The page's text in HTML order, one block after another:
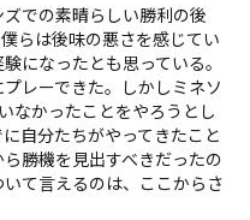
での素晴らしい勝利の後
らは後味の悪さを感じてい
になったとも思っている。
レーできた。しかしミネソ
なかったことをやろうとし
自分たちがやってきたこと
勝機を見出すべきだったの
て言えるのは、ここからさ